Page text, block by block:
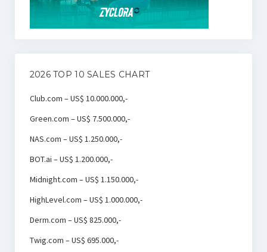
2026 TOP 10 SALES CHART
Club.com – US$ 10.000.000,-
Green.com – US$ 7.500.000,-
NAS.com – US$ 1.250.000,-
BOT.ai – US$ 1.200.000,-
Midnight.com – US$ 1.150.000,-
HighLevel.com – US$ 1.000.000,-
Derm.com – US$ 825.000,-
Twig.com – US$ 695.000,-